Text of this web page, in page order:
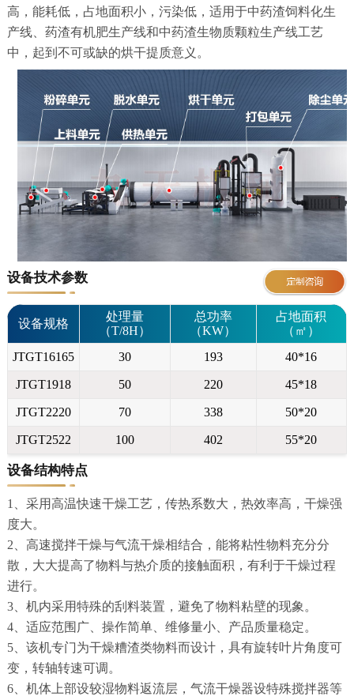
高，能耗低，占地面积小，污染低，适用于中药渣饲料化生
产线、药渣有机肥生产线和中药渣生物质颗粒生产线工艺
中，起到不可或缺的烘干提质意义。
设备技术参数
设备规格
处理量
（T/8H）
总功率
（KW）
占地面积
（㎡）
JTGT16165
30 193 40*16
JTGT1918 50 220 45*18
JTGT2220 70 338 50*20
JTGT2522 100 402 55*20
设备结构特点
1、采用高温快速干燥工艺，传热系数大，热效率高，干燥强
度大。
2、高速搅拌干燥与气流干燥相结合，能将粘性物料充分分
散，大大提高了物料与热介质的接触面积，有利于干燥过程
进行。
3、机内采用特殊的刮料装置，避免了物料粘壁的现象。
4、适应范围广、操作简单、维修量小、产品质量稳定。
5、该机专门为干燥糟渣类物料而设计，具有旋转叶片角度可
变，转轴转速可调。
6、机体上部设较湿物料返流层，气流干燥器设特殊搅拌器等